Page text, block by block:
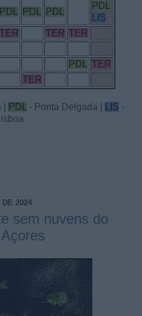
PDL PDL PDL
PDL
LIS
TER TER TER
PDL
TER
TER
PDL - Ponta Delgada | LIS -
Lisboa
DE 2024
sem nuvens do